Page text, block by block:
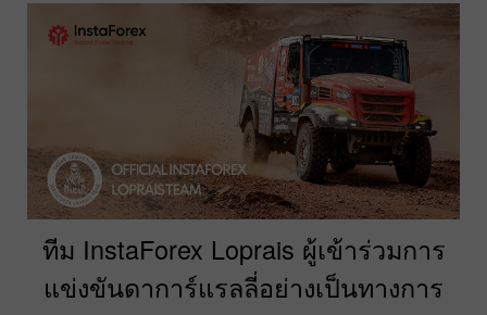
ทีม InstaForex Loprais ผู้เข้าร่วมการ
แข่งขันดาการ์แรลลี่อย่างเป็นทางการ